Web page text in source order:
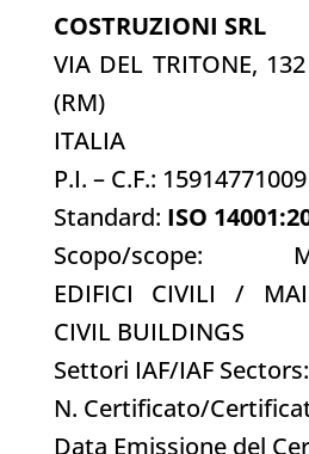
COSTRUZIONI SRL
VIA DEL TRITONE,
(RM)
ITALIA
P.I. – C.F.: 15914771009
Standard: ISO
Scopo/scope:
EDIFICI CIVILI /
CIVIL BUILDINGS
Settori IAF/IAF
N. Certificato/
Data Emissione del